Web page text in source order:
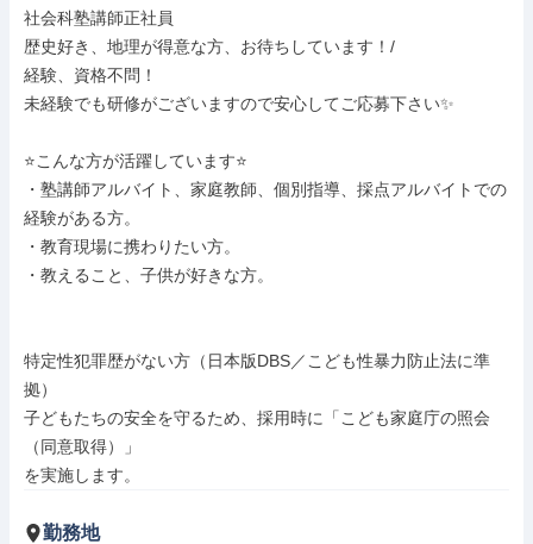
社会科塾講師正社員
歴史好き、地理が得意な方、お待ちしています！/
経験、資格不問！
未経験でも研修がございますので安心してご応募下さい✨
⭐️こんな方が活躍しています⭐️
・塾講師アルバイト、家庭教師、個別指導、採点アルバイトでの
経験がある方。
・教育現場に携わりたい方。
・教えること、子供が好きな方。
特定性犯罪歴がない方（日本版DBS／こども性暴力防止法に準
拠）
子どもたちの安全を守るため、採用時に「こども家庭庁の照会
（同意取得）」
を実施します。
勤務地